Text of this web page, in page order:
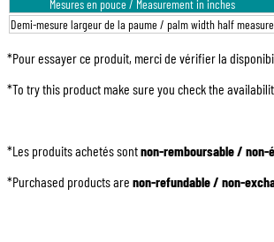
Mesures en pouce / Measurement in inches
Demi-mesure largeur de la paume / palm width half measure
*Pour essayer ce produit, merci de vérifier la
*To try this product make sure you check the
*Les produits achetés sontnon-remboursable / non-
*Purchased products are non-refundable / non-